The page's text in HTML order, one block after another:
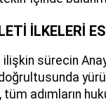
İLKELERİ
sürecin
tüm adımların